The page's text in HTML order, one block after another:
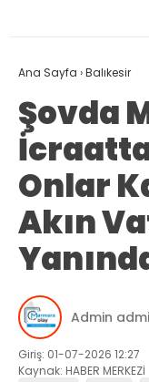
Ana Sayfa ›Balıkesir
Şovda
İcraatta
Onlar
Akın
Admin
Giriş: 01-07-2026 12:27
Kaynak: HABER MERKEZİ